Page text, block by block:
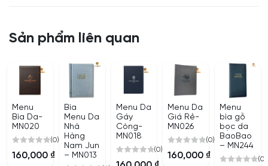
Sản phẩm liên quan
Menu
Bìa Da-
MN020
0
(0)
160,000 ₫
Bìa
Menu Da
Nhà
Hàng
Nam Jun
– MN013
Menu Da
Gáy
Còng-
MN018
0
(0)
Menu Da
Giá Rẻ-
MN026
0
(0)
160,000 ₫
Menu
bìa gỗ
bọc da
BaoBao
– MN244
(0)